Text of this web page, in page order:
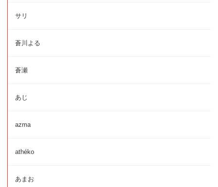
サリ
蒼川よる
蒼瀬
あじ
azma
athéko
あまお